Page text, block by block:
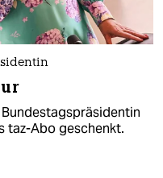
taz-Abo geschenkt.